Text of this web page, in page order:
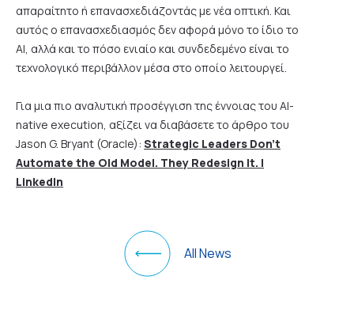
απαραίτητο ή επανασχεδιάζοντάς με νέα οπτική. Και
αυτός ο επανασχεδιασμός δεν αφορά μόνο το ίδιο το
AI, αλλά και το πόσο ενιαίο και συνδεδεμένο είναι το
τεχνολογικό περιβάλλον μέσα στο οποίο λειτουργεί.
Για μια πιο αναλυτική προσέγγιση της έννοιας του AI-
native execution, αξίζει να διαβάσετε το άρθρο του
Jason G. Bryant (Oracle): Strategic Leaders Don’t
Automate the Old Model. They Redesign It. |
LinkedIn
All News